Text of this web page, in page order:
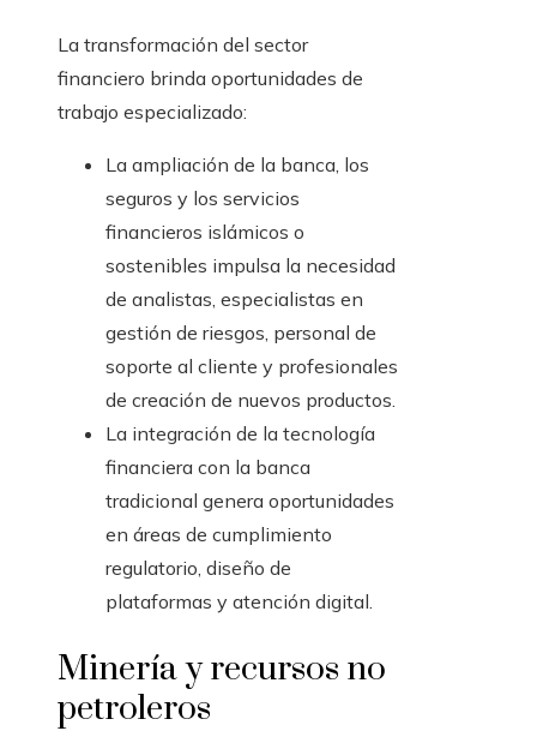
La transformación del sector
financiero brinda oportunidades de
trabajo especializado:
La ampliación de la banca, los
seguros y los servicios
financieros islámicos o
sostenibles impulsa la necesidad
de analistas, especialistas en
gestión de riesgos, personal de
soporte al cliente y profesionales
de creación de nuevos productos.
La integración de la tecnología
financiera con la banca
tradicional genera oportunidades
en áreas de cumplimiento
regulatorio, diseño de
plataformas y atención digital.
Minería y recursos no
petroleros